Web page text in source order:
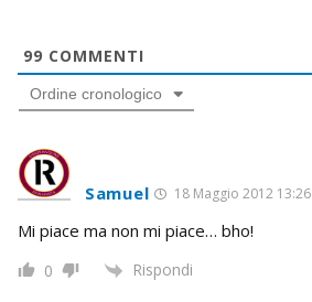
99 COMMENTI
Ordine cronologico
Samuel 18 Maggio 2012 13:26
Mi piace ma non mi piace… bho!
0 Rispondi